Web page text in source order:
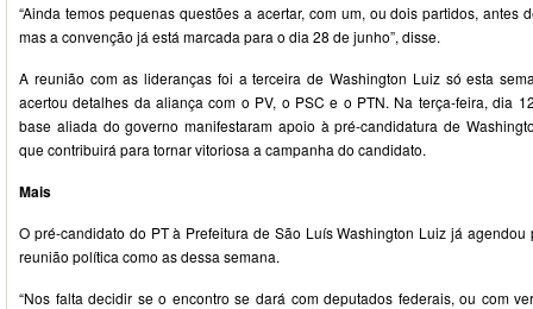
“Ainda temos pequenas questões a acertar, com um, ou dois partidos, antes
mas a convenção já está marcada para o dia 28 de junho”, disse.
A reunião com as lideranças foi a terceira de Washington Luiz só esta
acertou detalhes da aliança com o PV, o PSC e o PTN. Na terça-feira, dia
base aliada do governo manifestaram apoio à pré-candidatura de
que contribuirá para tornar vitoriosa a campanha do candidato.
Mais
O pré-candidato do PT à Prefeitura de São Luís Washington Luiz já
reunião política como as dessa semana.
“Nos falta decidir se o encontro se dará com deputados federais, ou com